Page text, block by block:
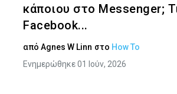
κάποιου στο Messenger;
Facebook...
από Agnes W Linn στο How To
Ενημερώθηκε 01 Ιούν, 2026